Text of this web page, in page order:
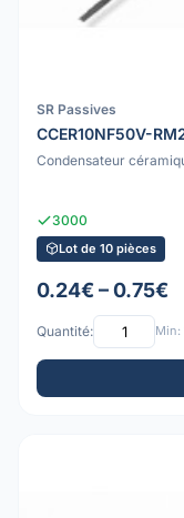
SR Passives
CCER10NF50V-
Condensateur
3000
Lot de 10 pièces
0.24€ – 0.75€
Quantité: Min: